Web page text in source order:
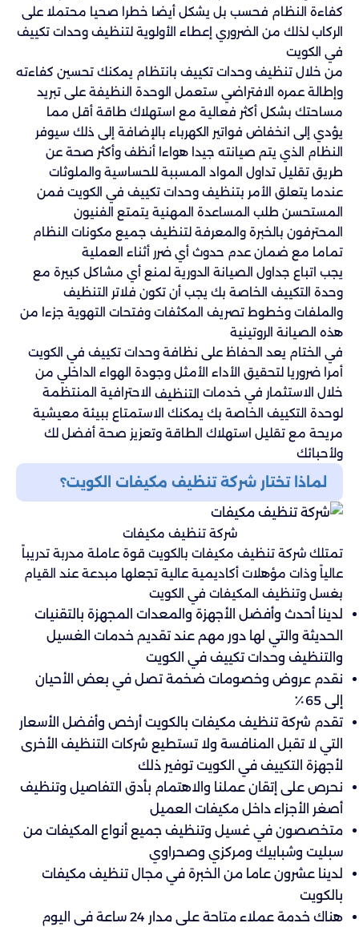
كفاءة النظام فحسب بل يشكل أيضا خطرا صحيا محتملا على
الركاب لذلك من الضروري إعطاء الأولوية لتنظيف وحدات تكييف
في الكويت
من خلال تنظيف وحدات تكييف بانتظام يمكنك تحسين كفاءته
وإطالة عمره الافتراضي ستعمل الوحدة النظيفة على تبريد
مساحتك بشكل أكثر فعالية مع استهلاك طاقة أقل مما
يؤدي إلى انخفاض فواتير الكهرباء بالإضافة إلى ذلك سيوفر
النظام الذي يتم صيانته جيدا هواءا أنظف وأكثر صحة عن
طريق تقليل تداول المواد المسببة للحساسية والملوثات
عندما يتعلق الأمر بتنظيف وحدات تكييف في الكويت فمن
المستحسن طلب المساعدة المهنية يتمتع الفنيون
المحترفون بالخبرة والمعرفة لتنظيف جميع مكونات النظام
تماما مع ضمان عدم حدوث أي ضرر أثناء العملية
يجب اتباع جداول الصيانة الدورية لمنع أي مشاكل كبيرة مع
وحدة التكييف الخاصة بك يجب أن تكون فلاتر التنظيف
والملفات وخطوط تصريف المكثفات وفتحات التهوية جزءا من
هذه الصيانة الروتينية
في الختام يعد الحفاظ على نظافة وحدات تكييف في الكويت
أمرا ضروريا لتحقيق الأداء الأمثل وجودة الهواء الداخلي من
خلال الاستثمار في خدمات التنظيف الاحترافية المنتظمة
لوحدة التكييف الخاصة بك يمكنك الاستمتاع ببيئة معيشية
مريحة مع تقليل استهلاك الطاقة وتعزيز صحة أفضل لك
ولأحبائك
لماذا تختار شركة تنظيف مكيفات الكويت؟
شركة تنظيف مكيفات
تمتلك شركة تنظيف مكيفات بالكويت قوة عاملة مدربة تدريباً
عالياً وذات مؤهلات أكاديمية عالية تجعلها مبدعة عند القيام
بغسل وتنظيف المكيفات في الكويت
لدينا أحدث وأفضل الأجهزة والمعدات المجهزة بالتقنيات
الحديثة والتي لها دور مهم عند تقديم خدمات الغسيل
والتنظيف وحدات تكييف في الكويت
نقدم عروض وخصومات ضخمة تصل في بعض الأحيان
إلى 65٪
تقدم شركة تنظيف مكيفات بالكويت أرخص وأفضل الأسعار
التي لا تقبل المنافسة ولا تستطيع شركات التنظيف الأخرى
لأجهزة التكييف في الكويت توفير ذلك
نحرص على إتقان عملنا والاهتمام بأدق التفاصيل وتنظيف
أصغر الأجزاء داخل مكيفات العميل
متخصصون في غسيل وتنظيف جميع أنواع المكيفات من
سبليت وشبابيك ومركزي وصحراوي
لدينا عشرون عاما من الخبرة في مجال تنظيف مكيفات
بالكويت
هناك خدمة عملاء متاحة على مدار 24 ساعة في اليوم